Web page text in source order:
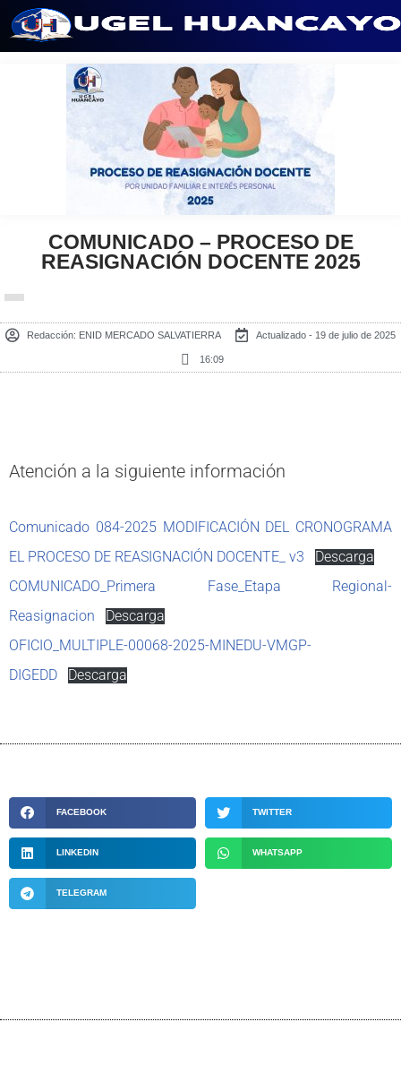
contenido
COMUNICADO – PROCESO DE
REASIGNACIÓN DOCENTE 2025
Redacción: ENID MERCADO SALVATIERRA Actualizado - 19 de julio de 2025
16:09
Atención a la siguiente información
Comunicado 084-2025 MODIFICACIÓN DEL CRONOGRAMA
EL PROCESO DE REASIGNACIÓN DOCENTE_ v3
Descarga
COMUNICADO_Primera Fase_Etapa Regional-
Reasignacion
Descarga
OFICIO_MULTIPLE-00068-2025-MINEDU-VMGP-
DIGEDD
Descarga
FACEBOOK TWITTER
LINKEDIN WHATSAPP
TELEGRAM